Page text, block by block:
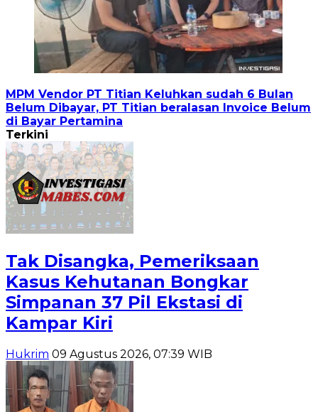
MPM Vendor PT Titian Keluhkan sudah 6 Bulan
Belum Dibayar, PT Titian beralasan Invoice Belum
di Bayar Pertamina
Terkini
Tak Disangka, Pemeriksaan
Kasus Kehutanan Bongkar
Simpanan 37 Pil Ekstasi di
Kampar Kiri
Hukrim 09 Agustus 2026, 07:39 WIB